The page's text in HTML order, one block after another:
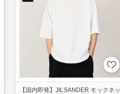
【国内即発】JILSANDER モックネッ